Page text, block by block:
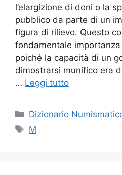
l’elargizione di doni o la
pubblico da parte di un
figura di rilievo. Questo
fondamentale
poiché la capacità di un
dimostrarsi munifico era
… Leggi tutto
Categorie
Dizionario
Tag
M